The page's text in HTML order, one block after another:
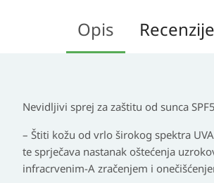
Opis
Nevidljivi sprej za zaštitu od sunca
– Štiti kožu od vrlo širokog spektra
te sprječava nastanak oštećenja
infracrvenim-A zračenjem i